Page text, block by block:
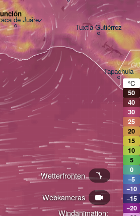
Windanimation:
Webkameras
Wetterfronten
Tuxtla Gutiérrez
Tapachula
de Juárez
°C
50
40
30
25
20
15
10
5
0
−5
−10
−15
−20